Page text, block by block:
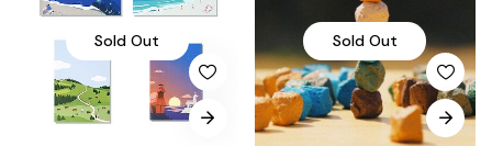
Sold Out Sold Out